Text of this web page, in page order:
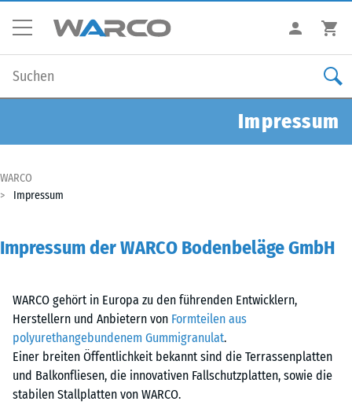
Impressum
WARCO
Impressum
Impressum der WARCO Bodenbeläge GmbH
WARCO gehört in Europa zu den führenden Entwicklern,
Herstellern und Anbietern von Formteilen aus
polyurethangebundenem Gummigranulat.
Einer breiten Öffentlichkeit bekannt sind die Terrassenplatten
und Balkonfliesen, die innovativen Fallschutzplatten, sowie die
stabilen Stallplatten von WARCO.